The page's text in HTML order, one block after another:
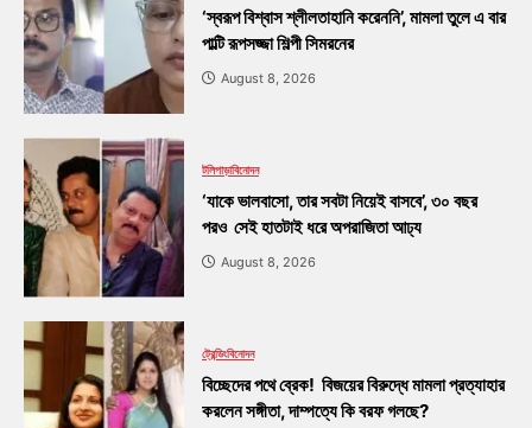
‘স্বরূপ বিশ্বাস শ্লীলতাহানি করেননি’, মামলা তুলে এ বার
পাল্টি রূপসজ্জা শিল্পী সিমরনের
August 8, 2026
টলিপাড়াবিনোদন
‘যাকে ভালবাসো, তার সবটা নিয়েই বাসবে’, ৩০ বছর
পরও সেই হাতটাই ধরে অপরাজিতা আঢ্য
August 8, 2026
ট্রেন্ডিংবিনোদন
বিচ্ছেদের পথে ব্রেক! বিজয়ের বিরুদ্ধে মামলা প্রত্যাহার
করলেন সঙ্গীতা, দাম্পত্যে কি বরফ গলছে?